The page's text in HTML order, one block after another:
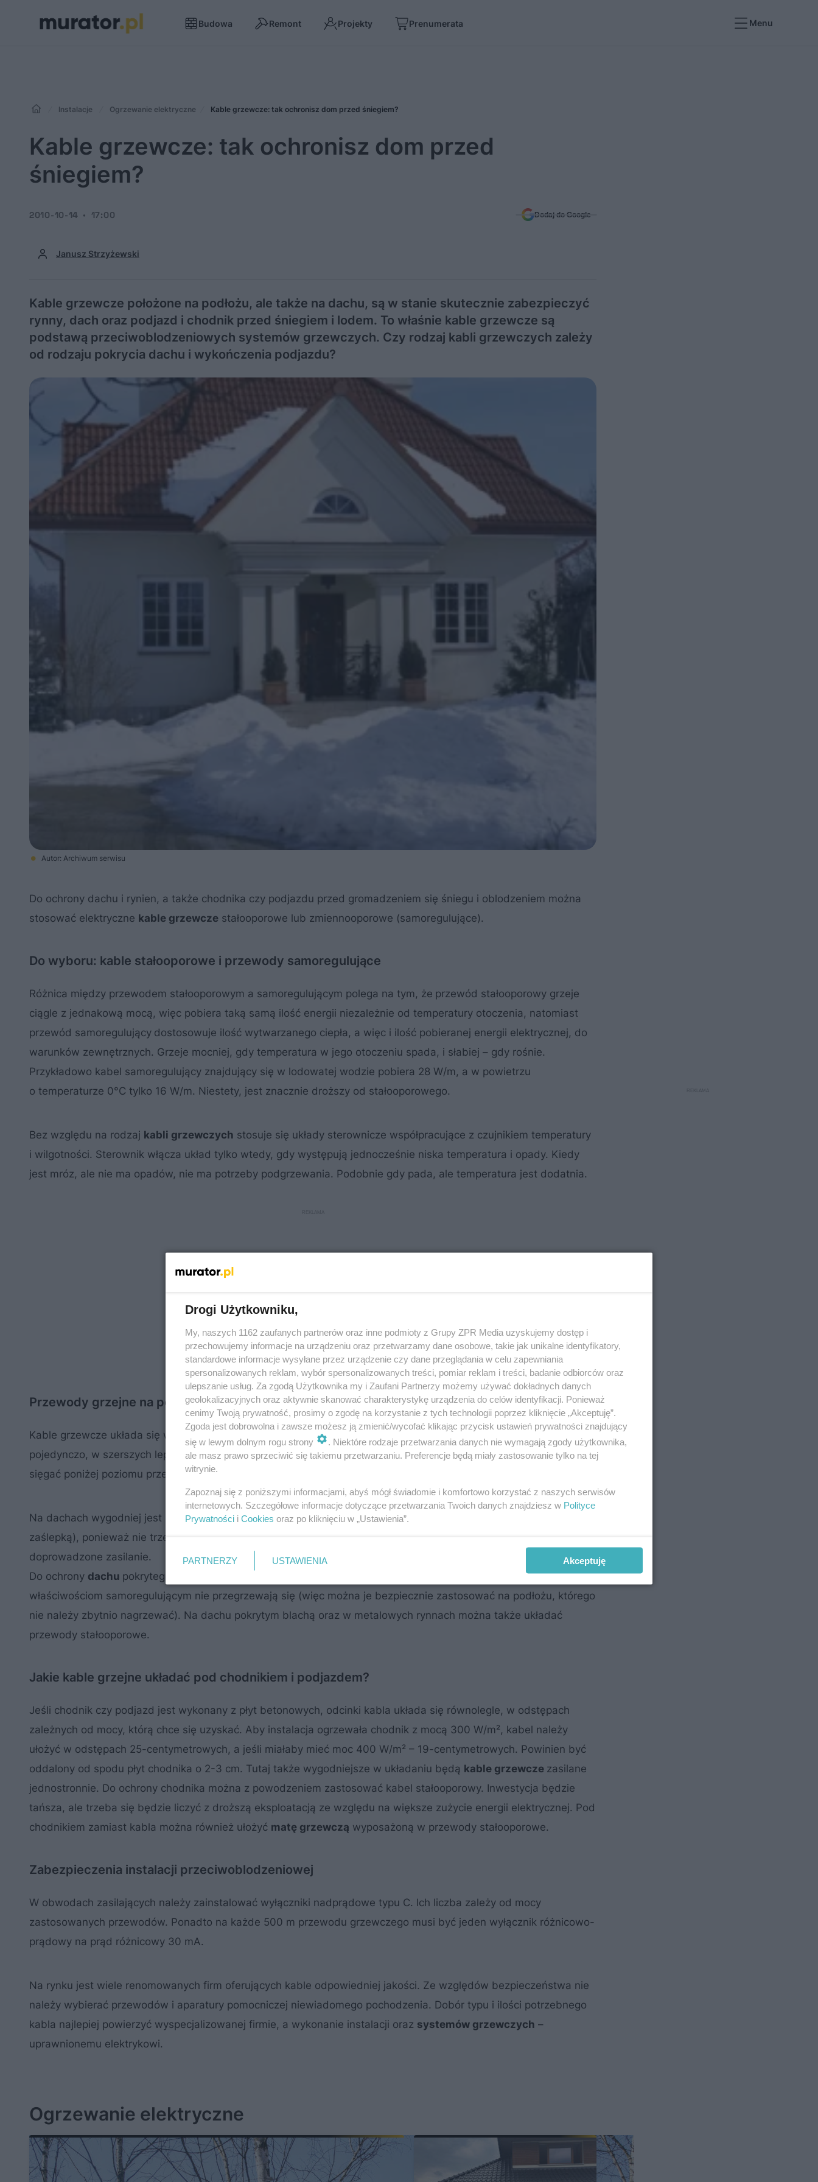
Budowa Remont Projekty Prenumerata Menu
Instalacje Ogrzewanie elektryczne Kable grzewcze: tak ochronisz dom przed śniegiem?
Kable grzewcze: tak ochronisz dom przed
śniegiem?
Janusz Strzyżewski
2010-10-14 17:00 Dodaj do Google
Kable grzewcze położone na podłożu, ale także na dachu, są w stanie skutecznie zabezpieczyć
rynny, dach oraz podjazd i chodnik przed śniegiem i lodem. To właśnie kable grzewcze są
podstawą przeciwoblodzeniowych systemów grzewczych. Czy rodzaj kabli grzewczych zależy
od rodzaju pokrycia dachu i wykończenia podjazdu?
Autor: Archiwum serwisu
Do ochrony dachu i rynien, a także chodnika czy podjazdu przed gromadzeniem się śniegu i oblodzeniem można
stosować elektryczne kable grzewcze stałooporowe lub zmiennooporowe (samoregulujące).
Do wyboru: kable stałooporowe i przewody samoregulujące
Różnica między przewodem stałooporowym a samoregulującym polega na tym, że przewód stałooporowy grzeje
ciągle z jednakową mocą, więc pobiera taką samą ilość energii niezależnie od temperatury otoczenia, natomiast
przewód samoregulujący dostosowuje ilość wytwarzanego ciepła, a więc i ilość pobieranej energii elektrycznej, do
warunków zewnętrznych. Grzeje mocniej, gdy temperatura w jego otoczeniu spada, i słabiej – gdy rośnie.
Przykładowo kabel samoregulujący znajdujący się w lodowatej wodzie pobiera 28 W/m, a w powietrzu
o temperaturze 0°C tylko 16 W/m. Niestety, jest znacznie droższy od stałooporowego.
Bez względu na rodzaj kabli grzewczych stosuje się układy sterownicze współpracujące z czujnikiem temperatury
i wilgotności. Sterownik włącza układ tylko wtedy, gdy występują jednocześnie niska temperatura i opady. Kiedy
jest mróz, ale nie ma opadów, nie ma potrzeby podgrzewania. Podobnie gdy pada, ale temperatura jest dodatnia.
Przewody grzejne na połaci dachu
Kable grzewcze układa się w pobliżu okapu. W
o normalnej szerokości wystarczy ułożyć kabel
pojedynczo, w szerszych lepiej zastosować dwa lub więcej, układając je równolegle. W rurach spustowych musi
sięgać poniżej poziomu przemarzania gruntu.
Na dachach wygodniej jest stosować kable zasilane jednostronnie (drugi koniec zabezpiecza się specjalną
zaślepką), ponieważ nie trzeba wtedy uważać na to, aby oba jego końce znalazły się w punkcie, do którego jest
doprowadzone zasilanie.
Do ochrony dachu pokrytego papą wskazane jest zastosowanie
przewodów zmiennooporowych, ponieważ dzięki
właściwościom samoregulującym nie przegrzewają się (więc można je bezpiecznie zastosować na podłożu, którego
nie należy zbytnio nagrzewać). Na dachu pokrytym blachą oraz w metalowych rynnach można także układać
przewody stałooporowe.
Jakie kable grzejne układać pod chodnikiem i podjazdem?
Jeśli chodnik czy podjazd jest wykonany z płyt betonowych, odcinki kabla układa się równolegle, w odstępach
zależnych od mocy, którą chce się uzyskać. Aby instalacja ogrzewała chodnik z mocą 300 W/m², kabel należy
ułożyć w odstępach 25-centymetrowych, a jeśli miałaby mieć moc 400 W/m² – 19-centymetrowych. Powinien być
oddalony od spodu płyt chodnika o 2-3 cm. Tutaj także wygodniejsze w układaniu będą kable grzewcze zasilane
jednostronnie. Do ochrony chodnika można z powodzeniem zastosować kabel stałooporowy. Inwestycja będzie
tańsza, ale trzeba się będzie liczyć z droższą eksploatacją ze względu na większe zużycie energii elektrycznej. Pod
chodnikiem zamiast kabla można również ułożyć matę grzewczą wyposażoną w przewody stałooporowe.
Zabezpieczenia instalacji przeciwoblodzeniowej
W obwodach zasilających należy zainstalować wyłączniki nadprądowe typu C. Ich liczba zależy od mocy
zastosowanych przewodów. Ponadto na każde 500 m przewodu grzewczego musi być jeden wyłącznik różnicowo-
prądowy na prąd różnicowy 30 mA.
Na rynku jest wiele renomowanych firm oferujących kable odpowiedniej jakości. Ze względów bezpieczeństwa nie
należy wybierać przewodów i aparatury pomocniczej niewiadomego pochodzenia. Dobór typu i ilości potrzebnego
kabla najlepiej powierzyć wyspecjalizowanej firmie, a wykonanie instalacji oraz systemów grzewczych –
uprawnionemu elektrykowi.
Ogrzewanie elektryczne
Drogi Użytkowniku,
My, naszych 1162 zaufanych partnerów oraz inne podmioty z Grupy ZPR Media uzyskujemy dostęp i
przechowujemy informacje na urządzeniu oraz przetwarzamy dane osobowe, takie jak unikalne identyfikatory,
standardowe informacje wysyłane przez urządzenie czy dane przeglądania w celu zapewniania
spersonalizowanych reklam, wybór spersonalizowanych treści, pomiar reklam i treści, badanie odbiorców oraz
ulepszanie usług. Za zgodą Użytkownika my i Zaufani Partnerzy możemy używać dokładnych danych
geolokalizacyjnych oraz aktywnie skanować charakterystykę urządzenia do celów identyfikacji. Ponieważ
cenimy Twoją prywatność, prosimy o zgodę na korzystanie z tych technologii poprzez kliknięcie „Akceptuję”.
Zgoda jest dobrowolna i zawsze możesz ją zmienić/wycofać klikając przycisk ustawień prywatności znajdujący
się w lewym dolnym rogu strony
. Niektóre rodzaje przetwarzania danych nie wymagają zgody użytkownika,
ale masz prawo sprzeciwić się takiemu przetwarzaniu. Preferencje będą miały zastosowanie tylko na tej
witrynie.
Zapoznaj się z poniższymi informacjami, abyś mógł świadomie i komfortowo korzystać z naszych serwisów
internetowych. Szczegółowe informacje dotyczące przetwarzania Twoich danych znajdziesz w Polityce
Prywatności i Cookies oraz po kliknięciu w „Ustawienia”.
PARTNERZY USTAWIENIA Akceptuję